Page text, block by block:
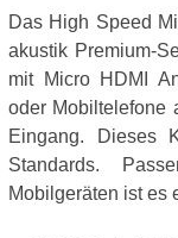
Das High Speed
akustik Premium-
mit Micro HDMI
oder Mobiltelefone
Eingang. Dieses
Standards.
Mobilgeräten ist es